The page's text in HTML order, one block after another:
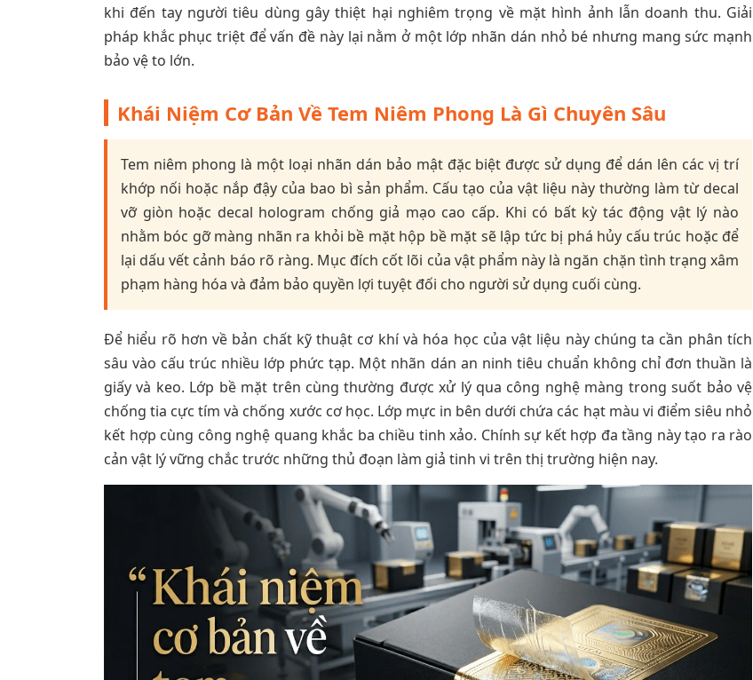
khi đến tay người tiêu dùng gây thiệt hại nghiêm trọng về mặt hình ảnh lẫn doanh thu. Giải
pháp khắc phục triệt để vấn đề này lại nằm ở một lớp nhãn dán nhỏ bé nhưng mang sức mạnh
bảo vệ to lớn.
Khái Niệm Cơ Bản Về Tem Niêm Phong Là Gì Chuyên Sâu
Tem niêm phong là một loại nhãn dán bảo mật đặc biệt được sử dụng để dán lên các vị trí
khớp nối hoặc nắp đậy của bao bì sản phẩm. Cấu tạo của vật liệu này thường làm từ decal
vỡ giòn hoặc decal hologram chống giả mạo cao cấp. Khi có bất kỳ tác động vật lý nào
nhằm bóc gỡ màng nhãn ra khỏi bề mặt hộp bề mặt sẽ lập tức bị phá hủy cấu trúc hoặc để
lại dấu vết cảnh báo rõ ràng. Mục đích cốt lõi của vật phẩm này là ngăn chặn tình trạng xâm
phạm hàng hóa và đảm bảo quyền lợi tuyệt đối cho người sử dụng cuối cùng.
Để hiểu rõ hơn về bản chất kỹ thuật cơ khí và hóa học của vật liệu này chúng ta cần phân tích
sâu vào cấu trúc nhiều lớp phức tạp. Một nhãn dán an ninh tiêu chuẩn không chỉ đơn thuần là
giấy và keo. Lớp bề mặt trên cùng thường được xử lý qua công nghệ màng trong suốt bảo vệ
chống tia cực tím và chống xước cơ học. Lớp mực in bên dưới chứa các hạt màu vi điểm siêu nhỏ
kết hợp cùng công nghệ quang khắc ba chiều tinh xảo. Chính sự kết hợp đa tầng này tạo ra rào
cản vật lý vững chắc trước những thủ đoạn làm giả tinh vi trên thị trường hiện nay.